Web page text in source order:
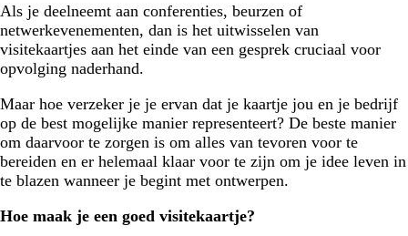
Als je deelneemt aan conferenties, beurzen of
netwerkevenementen, dan is het uitwisselen van
visitekaartjes aan het einde van een gesprek cruciaal voor
opvolging naderhand.
Maar hoe verzeker je je ervan dat je kaartje jou en je bedrijf
op de best mogelijke manier representeert? De beste manier
om daarvoor te zorgen is om alles van tevoren voor te
bereiden en er helemaal klaar voor te zijn om je idee leven in
te blazen wanneer je begint met ontwerpen.
Hoe maak je een goed visitekaartje?